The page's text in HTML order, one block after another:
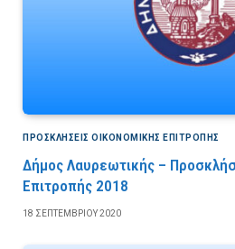
ΠΡΟΣΚΛΉΣΕΙΣ ΟΙΚΟΝΟΜΙΚΉΣ ΕΠΙΤΡΟΠΉΣ
Δήμος Λαυρεωτικής –
Επιτροπής 2018
18 ΣΕΠΤΕΜΒΡΊΟΥ 2020